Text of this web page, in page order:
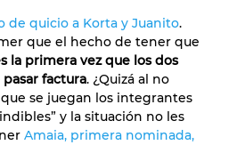
de quicio a Korta y Juanito.
que el hecho de tener que
la primera vez que los dos
factura. ¿Quizá al no
se juegan los integrantes
y la situación no les
Amaia, primera nominada,